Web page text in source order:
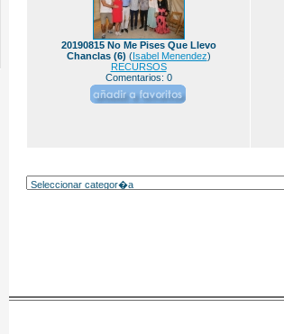
20190815 No Me Pises Que Llevo
Chanclas (6) (Isabel Menendez)
RECURSOS
Comentarios: 0